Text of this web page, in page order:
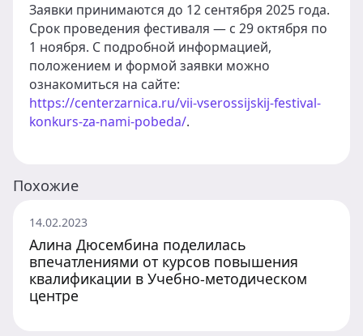
Заявки принимаются до 12 сентября 2025 года.
Срок проведения фестиваля — с 29 октября по
1 ноября. С подробной информацией,
положением и формой заявки можно
ознакомиться на сайте:
https://centerzarnica.ru/vii-vserossijskij-festival-
konkurs-za-nami-pobeda/.
Похожие
14.02.2023
Алина Дюсембина поделилась
впечатлениями от курсов повышения
квалификации в Учебно-методическом
центре